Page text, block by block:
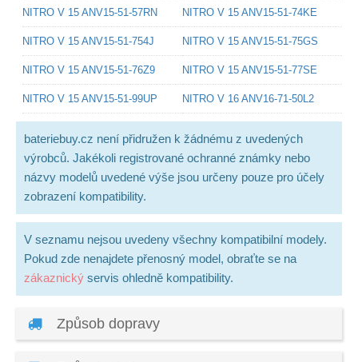
NITRO V 15 ANV15-51-57RN NITRO V 15 ANV15-51-74KE
NITRO V 15 ANV15-51-754J NITRO V 15 ANV15-51-75GS
NITRO V 15 ANV15-51-76Z9 NITRO V 15 ANV15-51-77SE
NITRO V 15 ANV15-51-99UP NITRO V 16 ANV16-71-50L2
bateriebuy.cz není přidružen k žádnému z uvedených
výrobců. Jakékoli registrované ochranné známky nebo
názvy modelů uvedené výše jsou určeny pouze pro účely
zobrazení kompatibility.
V seznamu nejsou uvedeny všechny kompatibilní modely.
Pokud zde nenajdete přenosný model, obraťte se na
zákaznický servis ohledně kompatibility.
Způsob dopravy